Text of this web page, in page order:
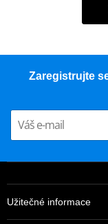
Zaregistrujte
Užitečné informace